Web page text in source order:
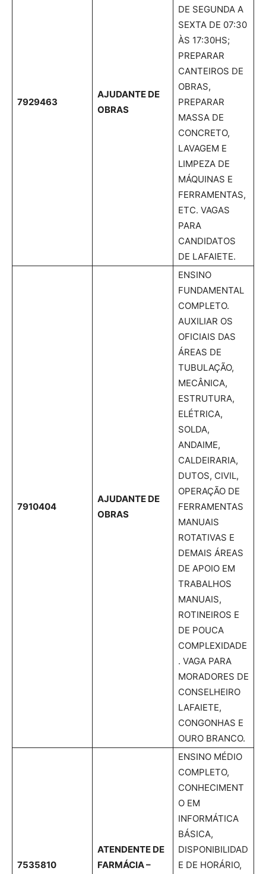
7929463
AJUDANTE DE
OBRAS
DE SEGUNDA A
SEXTA DE 07:30
ÀS 17:30HS;
PREPARAR
CANTEIROS DE
OBRAS,
PREPARAR
MASSA DE
CONCRETO,
LAVAGEM E
LIMPEZA DE
MÁQUINAS E
FERRAMENTAS,
ETC. VAGAS
PARA
CANDIDATOS
DE LAFAIETE.
7910404
AJUDANTE DE
OBRAS
ENSINO
FUNDAMENTAL
COMPLETO.
AUXILIAR OS
OFICIAIS DAS
ÁREAS DE
TUBULAÇÃO,
MECÂNICA,
ESTRUTURA,
ELÉTRICA,
SOLDA,
ANDAIME,
CALDEIRARIA,
DUTOS, CIVIL,
OPERAÇÃO DE
FERRAMENTAS
MANUAIS
ROTATIVAS E
DEMAIS ÁREAS
DE APOIO EM
TRABALHOS
MANUAIS,
ROTINEIROS E
DE POUCA
COMPLEXIDADE
. VAGA PARA
MORADORES DE
CONSELHEIRO
LAFAIETE,
CONGONHAS E
OURO BRANCO.
7535810
ATENDENTE DE
FARMÁCIA –
ENSINO MÉDIO
COMPLETO,
CONHECIMENT
O EM
INFORMÁTICA
BÁSICA,
DISPONIBILIDAD
E DE HORÁRIO,